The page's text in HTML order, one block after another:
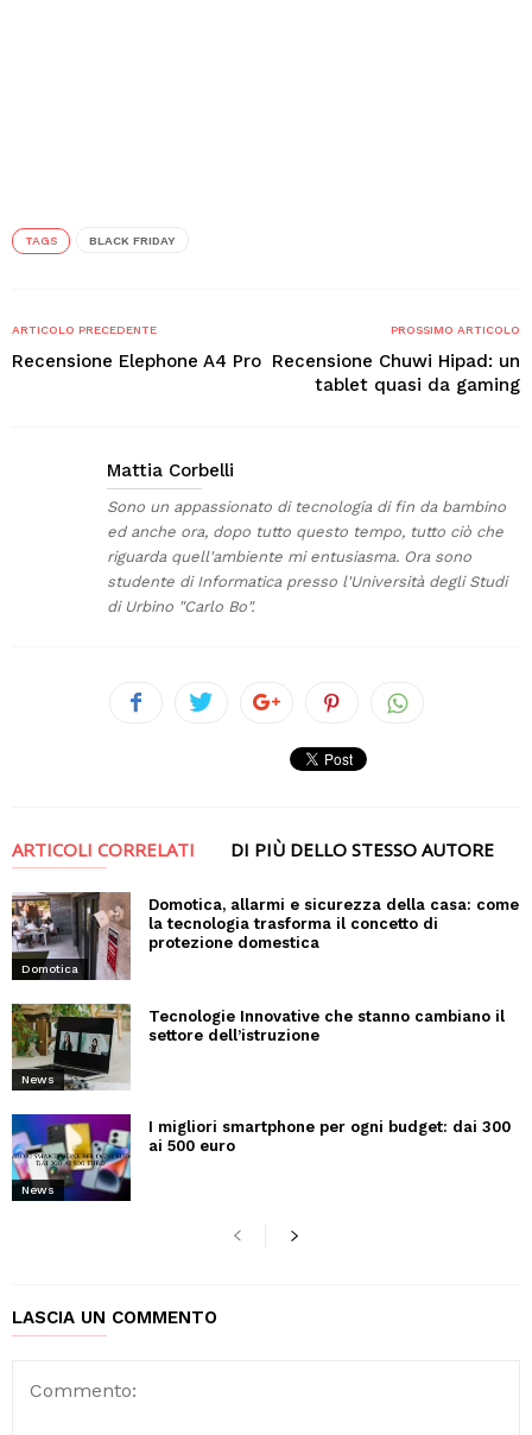
TAGS BLACK FRIDAY
ARTICOLO PRECEDENTE
Recensione Elephone A4 Pro
PROSSIMO ARTICOLO
Recensione Chuwi Hipad: un
tablet quasi da gaming
Mattia Corbelli
Sono un appassionato di tecnologia di fin da bambino
ed anche ora, dopo tutto questo tempo, tutto ciò che
riguarda quell'ambiente mi entusiasma. Ora sono
studente di Informatica presso l'Università degli Studi
di Urbino "Carlo Bo".
ARTICOLI CORRELATI DI PIÙ DELLO STESSO AUTORE
Domotica
Domotica, allarmi e sicurezza della casa: come
la tecnologia trasforma il concetto di
protezione domestica
News
Tecnologie Innovative che stanno cambiano il
settore dell’istruzione
News
I migliori smartphone per ogni budget: dai 300
ai 500 euro
LASCIA UN COMMENTO